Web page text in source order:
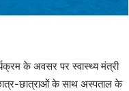
के अवसर पर स्वास्थ्य मंत्री
छात्र-छात्राओं के साथ अस्पताल के